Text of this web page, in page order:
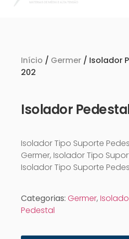
Início / Germer / Isolador
202
Isolador
Isolador Tipo Suporte
Germer, Isolador Tipo
Isolador Tipo Suporte
Categorias: Germer,
Pedestal